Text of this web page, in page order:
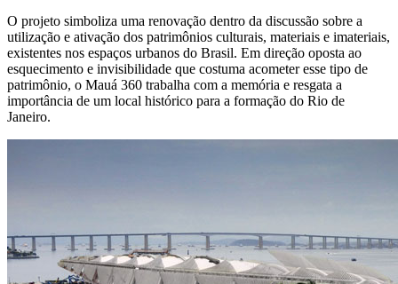
O projeto simboliza uma renovação dentro da discussão sobre a
utilização e ativação dos patrimônios culturais, materiais e imateriais,
existentes nos espaços urbanos do Brasil. Em direção oposta ao
esquecimento e invisibilidade que costuma acometer esse tipo de
patrimônio, o Mauá 360 trabalha com a memória e resgata a
importância de um local histórico para a formação do Rio de
Janeiro.